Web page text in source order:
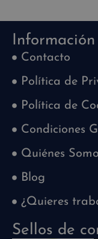
Información
Contacto
Política de
Política de
Condiciones
Quiénes
Blog
¿Quieres
Sellos de